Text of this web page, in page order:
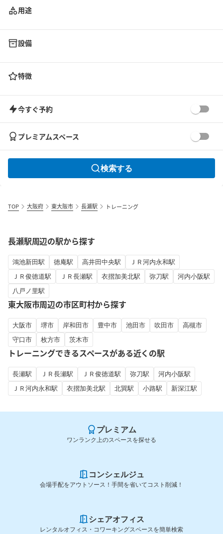
用途
設備
特徴
今すぐ予約
プレミアムスペース
検索する
TOP 大阪府 東大阪市 長瀬駅 トレーニング
長瀬駅周辺の駅から探す
鴻池新田駅 徳庵駅 高井田中央駅
ＪＲ河内永和駅
ＪＲ俊徳道駅
ＪＲ長瀬駅 衣摺加美北駅 弥刀駅
河内小阪駅
八戸ノ里駅
東大阪市周辺の市区町村から探す
大阪市 堺市 岸和田市 豊中市 池田市 吹田市
高槻市
守口市
枚方市 茨木市
トレーニングできるスペースがある近くの駅
長瀬駅 ＪＲ長瀬駅 ＪＲ俊徳道駅 弥刀駅
河内小阪駅
ＪＲ河内永和駅
衣摺加美北駅 北巽駅 小路駅 新深江駅
プレミアム
ワンランク上のスペースを探せる
コンシェルジュ
会場手配をアウトソース！手間を省いてコスト削減！
シェアオフィス
レンタルオフィス・コワーキングスペースを簡単検索